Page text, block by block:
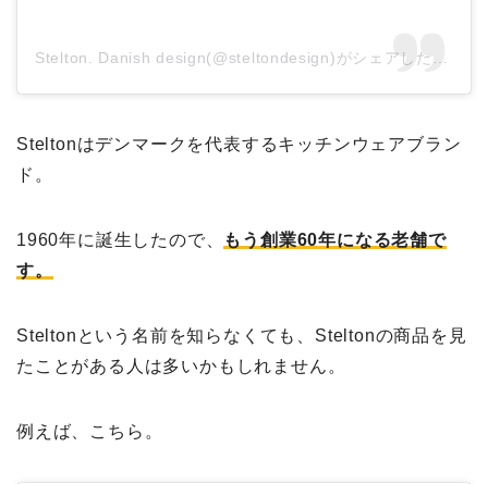
Steltonはデンマークを代表するキッチンウェアブラン
ド。
1960年に誕生したので、
もう創業60年になる老舗で
す。
Steltonという名前を知らなくても、Steltonの商品を見
たことがある人は多いかもしれません。
例えば、こちら。